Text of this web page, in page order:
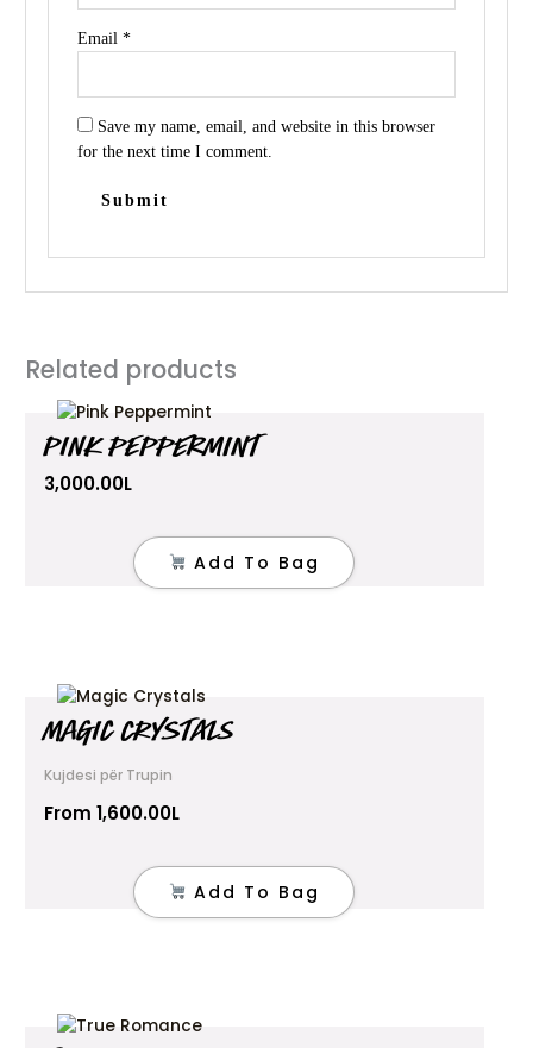
Email *
Save my name, email, and website in this browser
for the next time I comment.
Related products
PINK PEPPERMINT
3,000.00L
Add To Bag
MAGIC CRYSTALS
Kujdesi për Trupin
From1,600.00L
Add To Bag